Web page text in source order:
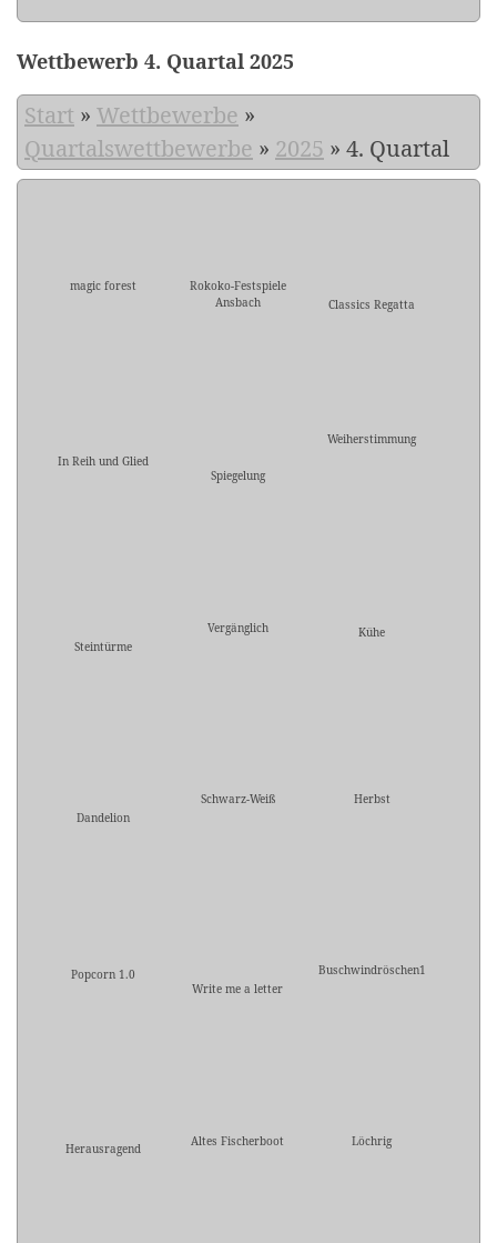
Wettbewerb 4. Quartal 2025
Start » Wettbewerbe »
Quartalswettbewerbe » 2025 » 4. Quartal
magic forest
Rokoko-Festspiele
Ansbach
Classics Regatta
In Reih und Glied
Spiegelung
Weiherstimmung
Steintürme
Vergänglich Kühe
Dandelion
Schwarz-Weiß Herbst
Popcorn 1.0
Write me a letter
Buschwindröschen1
Herausragend Altes Fischerboot Löchrig